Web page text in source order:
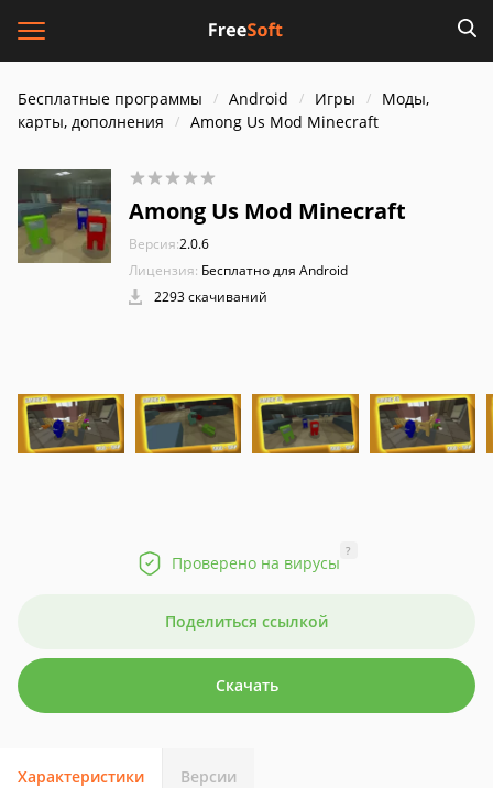
Бесплатные программы Android Игры
Моды,
карты, дополнения
Among Us Mod Minecraft
Among Us Mod Minecraft
Версия:2.0.6
Лицензия: Бесплатно для Android
2293 скачиваний
Проверено на вирусы
?
Поделиться ссылкой
Скачать
Характеристики Версии